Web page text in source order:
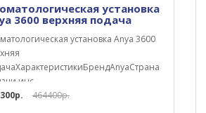
установка
3600 верхняя подача
установка Anya 3600
инс..
464400р.